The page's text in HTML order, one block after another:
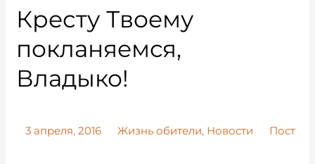
Кресту Твоему
покланяемся,
Владыко!
3 апреля, 2016 Жизнь обители, Новости Пост